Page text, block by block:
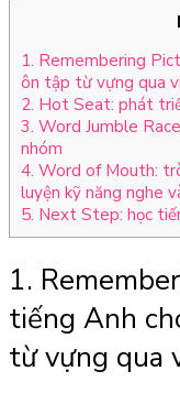
1. Remembering
ôn tập từ vựng qua
2. Hot Seat: phát
3. Word Jumble
nhóm
4. Word of Mouth:
luyện kỹ năng nghe
5. Next Step: học
1.
tiếng Anh
từ vựng qua